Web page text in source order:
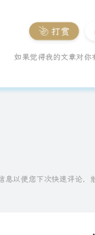
打赏
如果觉得我的文章对你
息以便您下次快速评论，